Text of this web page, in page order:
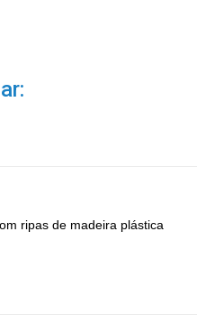
ripas de madeira plástica